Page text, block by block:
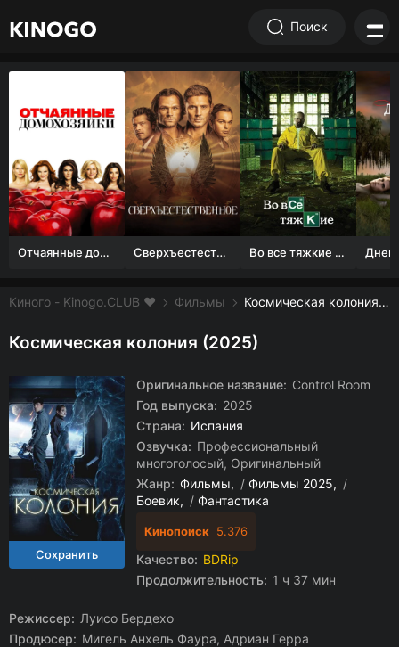
Поиск
Отчаянные домохозяйки (1 сезон) Сверхъестественное Во все тяжкие 1-5 сезон
Киного - Kinogo.CLUB ❤️ Фильмы Космическая колония смотреть онлайн бесплатно
Космическая колония (2025)
Оригинальное название: Control Room
Год выпуска: 2025
Страна: Испания
Озвучка: Профессиональный
многоголосый, Оригинальный
Жанр: Фильмы / Фильмы 2025
/
Боевик
/ Фантастика
Кинопоиск 5.376
Качество: BDRip
Продолжительность: 1 ч 37 мин
Режиссер: Луисо Бердехо
Продюсер: Мигель Анхель Фаура, Адриан Герра